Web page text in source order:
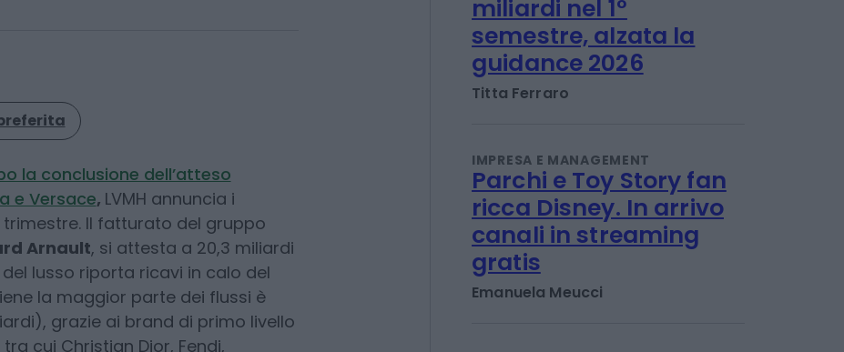
la conclusione dell’atteso
e Versace,LVMH annuncia i
Il fatturato del gruppo
Arnault, si attesta a 20,3 miliardi
IMPRESA E MANAGEMENT
Banco Bpm: utile a 1,06
miliardi nel 1°
Titta Ferraro
IMPRESA E MANAGEMENT
Parchi e Toy Story fan
ricca Disney. In arrivo